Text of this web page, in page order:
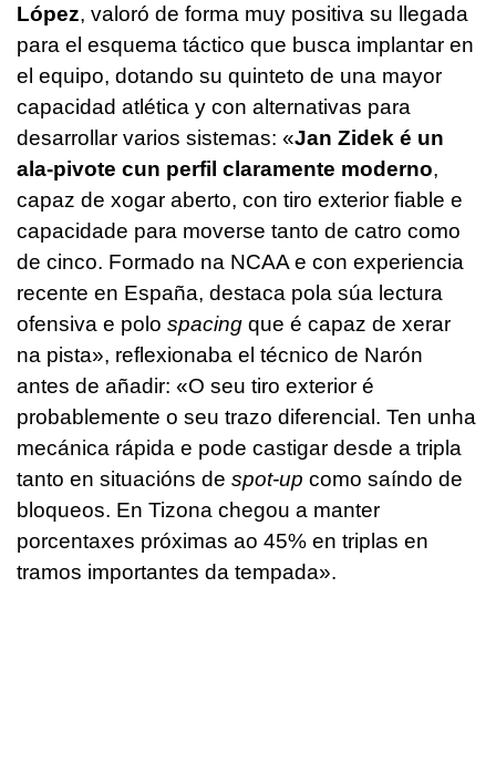
López, valoró de forma muy positiva su llegada
para el esquema táctico que busca implantar en
el equipo, dotando su quinteto de una mayor
capacidad atlética y con alternativas para
desarrollar varios sistemas: «Jan Zidek é un
ala-pivote cun perfil claramente moderno,
capaz de xogar aberto, con tiro exterior fiable e
capacidade para moverse tanto de catro como
de cinco. Formado na NCAA e con experiencia
recente en España, destaca pola súa lectura
ofensiva e polo spacing que é capaz de xerar
na pista», reflexionaba el técnico de Narón
antes de añadir: «O seu tiro exterior é
probablemente o seu trazo diferencial. Ten unha
mecánica rápida e pode castigar desde a tripla
tanto en situacións de spot-up como saíndo de
bloqueos. En Tizona chegou a manter
porcentaxes próximas ao 45% en triplas en
tramos importantes da tempada».